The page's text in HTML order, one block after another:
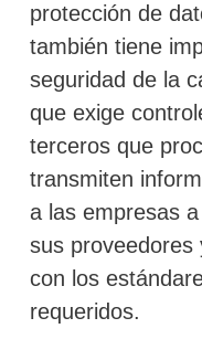
protección de
también tiene
seguridad de la
que exige
terceros que
transmiten
a las empresas
sus proveedores
con los
requeridos.